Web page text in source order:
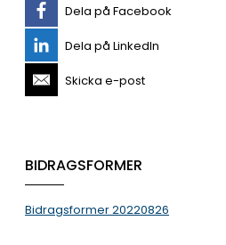
Dela på Facebook
Dela på LinkedIn
Skicka e-post
BIDRAGSFORMER
Bidragsformer 20220826